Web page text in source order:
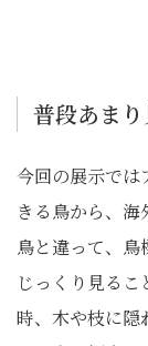
普段あま
今回の展示では
きる鳥から、
鳥と違って、鳥
じっくり見る
時、木や枝に隠